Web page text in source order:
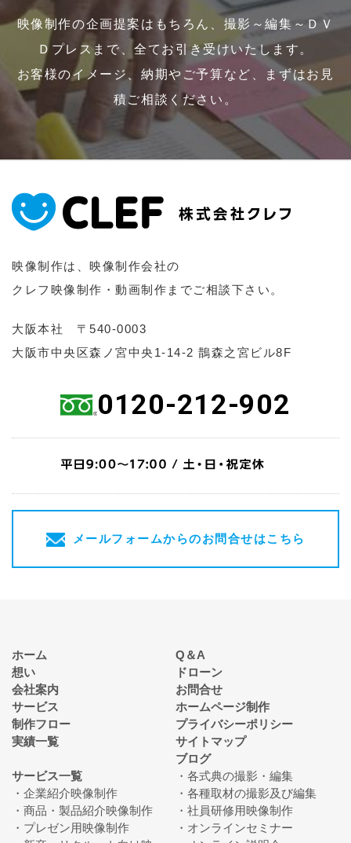
映像制作の企画提案はもちろん、撮影～編集～ＤＶ
Ｄプレスまで、全てお引き受けいたします。
お客様のイメージ、納期やご予算など、まずはお見
積ご相談ください。
映像制作は、映像制作会社の
クレフ映像制作・動画制作までご相談下さい。
大阪本社 〒540-0003
大阪市中央区森ノ宮中央1-14-2 鵲森之宮ビル8F
0120-212-902
メールフォームからのお問合せはこちら
ホーム
想い
会社案内
サービス
制作フロー
実績一覧
Q＆A
ドローン
お問合せ
ホームページ制作
プライバシーポリシー
サイトマップ
ブログ
サービス一覧
企業紹介映像制作
商品・製品紹介映像制作
プレゼン用映像制作
各式典の撮影・編集
各種取材の撮影及び編集
社員研修用映像制作
オンラインセミナー